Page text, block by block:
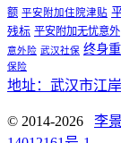
额 平安附加住院津贴
残标 平安附加无忧意外
意外险 武汉社保 终身
保险
地址：武汉市江
© 2014-2026 李